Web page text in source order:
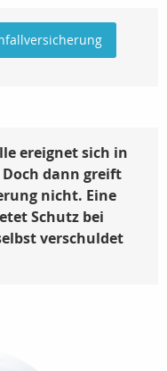
ereignet sich in
dann greift
nicht. Eine
Schutz bei
verschuldet